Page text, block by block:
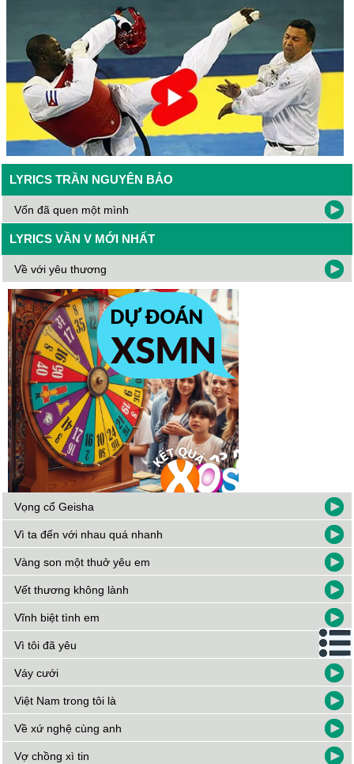
LYRICS TRẦN NGUYÊN BẢO
Vốn đã quen một mình
LYRICS VẦN V MỚI NHẤT
Về với yêu thương
Vọng cổ Geisha
Vì ta đến với nhau quá nhanh
Vàng son một thuở yêu em
Vết thương không lành
Vĩnh biệt tình em
Vì tôi đã yêu
Váy cưới
Việt Nam trong tôi là
Về xứ nghệ cùng anh
Vợ chồng xì tin